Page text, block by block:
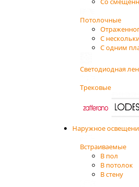
Потолочные
С
С одним
Светодиодная
Трековые
Наружное
Встраиваемые
В пол
В потолок
В стену